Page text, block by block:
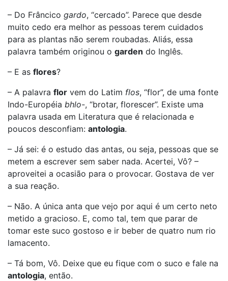
– Do Frâncico gardo, “cercado”. Parece que desde
muito cedo era melhor as pessoas terem cuidados
para as plantas não serem roubadas. Aliás, essa
palavra também originou o garden do Inglês.
– E as flores?
– A palavra flor vem do Latim flos, “flor”, de uma fonte
Indo-Européia bhlo-, “brotar, florescer”. Existe uma
palavra usada em Literatura que é relacionada e
poucos desconfiam: antologia.
– Já sei: é o estudo das antas, ou seja, pessoas que se
metem a escrever sem saber nada. Acertei, Vô? –
aproveitei a ocasião para o provocar. Gostava de ver
a sua reação.
– Não. A única anta que vejo por aqui é um certo neto
metido a gracioso. E, como tal, tem que parar de
tomar este suco gostoso e ir beber de quatro num rio
lamacento.
– Tá bom, Vô. Deixe que eu fique com o suco e fale na
antologia, então.